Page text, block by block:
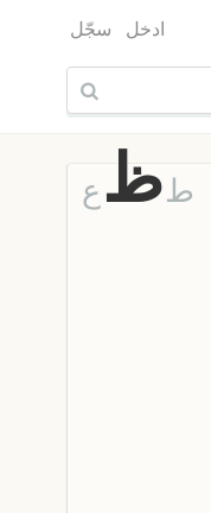
ادخل سجّل
طظ ع